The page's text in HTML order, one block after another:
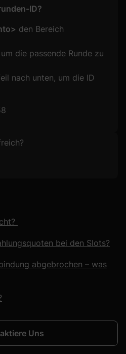
ID?
den Bereich
die passende Runde zu
nach unten, um die ID
bei den Slots?
abgebrochen – was
Uns